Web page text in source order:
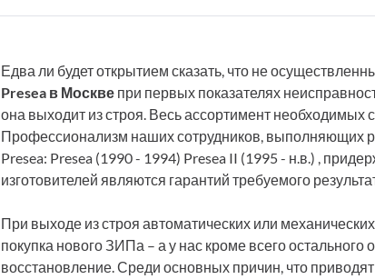
Едва ли будет открытием сказать, что не
Presea в Москве при первых показателях
она выходит из строя. Весь ассортимент
Профессионализм наших сотрудников, выполняющих
Presea: Presea (1990 - 1994) Presea II (1995 - н.в.) ,
изготовителей являются гарантий требуемого
При выходе из строя автоматических или
покупка нового ЗИПа – а у нас кроме всего остального
восстановление. Среди основных причин, что